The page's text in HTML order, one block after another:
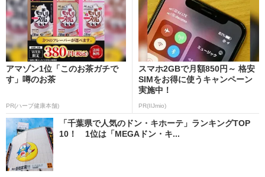
アマゾン1位「このお茶ガチで
す」噂のお茶
PR(ハーブ健康本舗)
スマホ2GBで月額850円～ 格安
SIMをお得に使うキャンペーン
実施中！
PR(IIJmio)
「千葉県で人気のドン・キホーテ」ランキングTOP
10！ 1位は「MEGAドン・キ...